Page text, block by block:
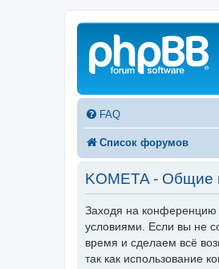
FAQ
Список форумов
KOMETA - Общие
Заходя на конференцию
условиями. Если вы не
время и сделаем всё
так как использование